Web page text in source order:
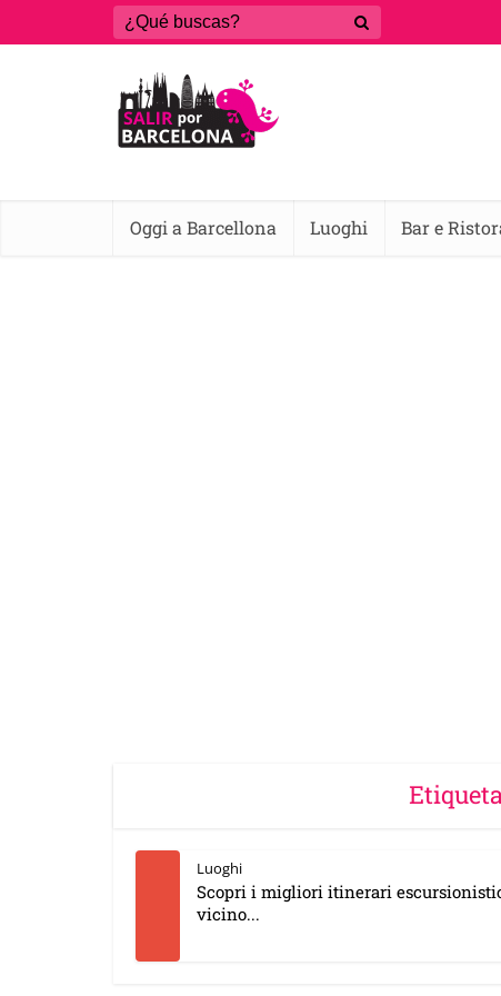
Oggi a Barcellona Luoghi Bar e
Luoghi
Scopri i migliori itinerari
vicino...